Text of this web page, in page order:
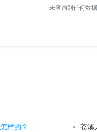
未查询到任何数据
样的？
苍溪